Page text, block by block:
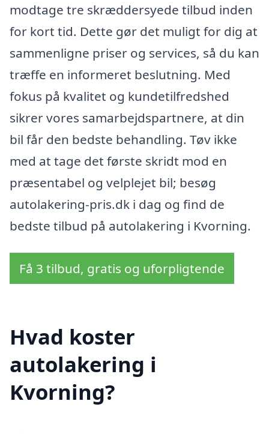
modtage tre skræddersyede tilbud inden
for kort tid. Dette gør det muligt for dig at
sammenligne priser og services, så du kan
træffe en informeret beslutning. Med
fokus på kvalitet og kundetilfredshed
sikrer vores samarbejdspartnere, at din
bil får den bedste behandling. Tøv ikke
med at tage det første skridt mod en
præsentabel og velplejet bil; besøg
autolakering-pris.dk i dag og find de
bedste tilbud på autolakering i Kvorning.
Få 3 tilbud, gratis og uforpligtende
Hvad koster
autolakering i
Kvorning?